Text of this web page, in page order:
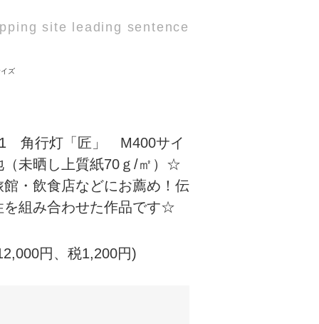
site leading sentence
ズ
角行灯「匠」 M400サイ
未晒し上質紙70ｇ/㎡）☆
・飲食店などにお薦め！伝
を組み合わせた作品です☆
円、税1,200円)